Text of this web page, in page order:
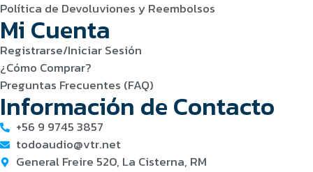
Política de Devoluviones y Reembolsos
Mi Cuenta
Registrarse/Iniciar Sesión
¿Cómo Comprar?
Preguntas Frecuentes (FAQ)
Información de Contacto
+56 9 9745 3857
todoaudio@vtr.net
General Freire 520, La Cisterna, RM